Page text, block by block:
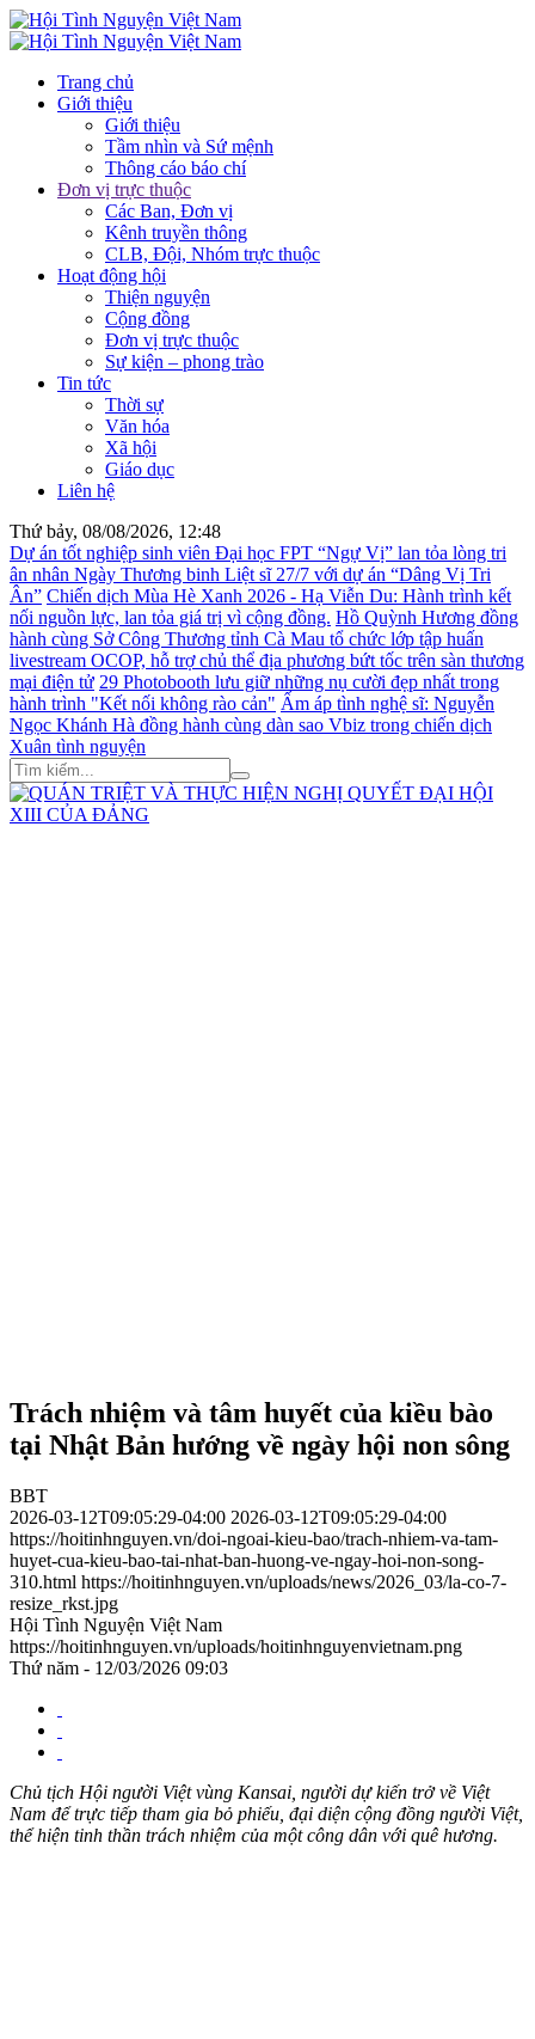
Trang chủ
Giới thiệu
Giới thiệu
Tầm nhìn và Sứ mệnh
Thông cáo báo chí
Đơn vị trực thuộc
Các Ban, Đơn vị
Kênh truyền thông
CLB, Đội, Nhóm trực thuộc
Hoạt động hội
Thiện nguyện
Cộng đồng
Đơn vị trực thuộc
Sự kiện – phong trào
Tin tức
Thời sự
Văn hóa
Xã hội
Giáo dục
Liên hệ
Thứ bảy, 08/08/2026, 12:48
Dự án tốt nghiệp sinh viên Đại học FPT “Ngự Vị” lan tỏa lòng tri
ân nhân Ngày Thương binh Liệt sĩ 27/7 với dự án “Dâng Vị Tri
Ân” Chiến dịch Mùa Hè Xanh 2026 - Hạ Viễn Du: Hành trình kết
nối nguồn lực, lan tỏa giá trị vì cộng đồng. Hồ Quỳnh Hương đồng
hành cùng Sở Công Thương tỉnh Cà Mau tổ chức lớp tập huấn
livestream OCOP, hỗ trợ chủ thể địa phương bứt tốc trên sàn thương
mại điện tử 29 Photobooth lưu giữ những nụ cười đẹp nhất trong
hành trình "Kết nối không rào cản" Ấm áp tình nghệ sĩ: Nguyễn
Ngọc Khánh Hà đồng hành cùng dàn sao Vbiz trong chiến dịch
Xuân tình nguyện
Trách nhiệm và tâm huyết của kiều bào
tại Nhật Bản hướng về ngày hội non sông
BBT
2026-03-12T09:05:29-04:00 2026-03-12T09:05:29-04:00
https://hoitinhnguyen.vn/doi-ngoai-kieu-bao/trach-nhiem-va-tam-
huyet-cua-kieu-bao-tai-nhat-ban-huong-ve-ngay-hoi-non-song-
310.html https://hoitinhnguyen.vn/uploads/news/2026_03/la-co-7-
resize_rkst.jpg
Hội Tình Nguyện Việt Nam
https://hoitinhnguyen.vn/uploads/hoitinhnguyenvietnam.png
Thứ năm - 12/03/2026 09:03
Chủ tịch Hội người Việt vùng Kansai, người dự kiến trở về Việt
Nam để trực tiếp tham gia bỏ phiếu, đại diện cộng đồng người Việt,
thể hiện tinh thần trách nhiệm của một công dân với quê hương.